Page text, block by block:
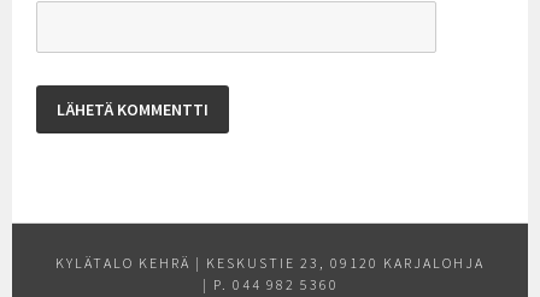
KYLÄTALO KEHRÄ | KESKUSTIE 23, 09120 KARJALOHJA
| P. 044 982 5360